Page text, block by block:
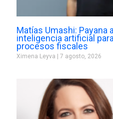
Matías Umashi: Payana
inteligencia artificial
procesos fiscales
Ximena Leyva 7 agosto, 2026